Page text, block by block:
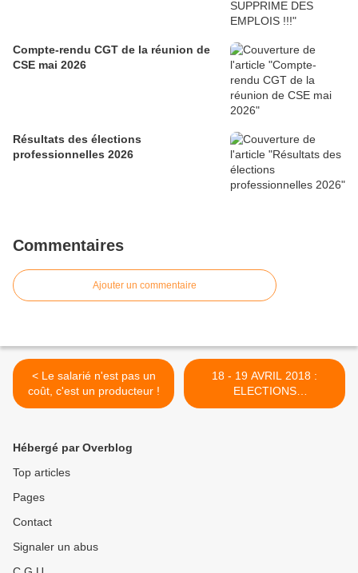
Compte-rendu CGT de la réunion de
CSE mai 2026
Résultats des élections
professionnelles 2026
Commentaires
Ajouter un commentaire
< Le salarié n'est pas un
coût, c'est un producteur !
18 - 19 AVRIL 2018 :
ELECTIONS
PROFESSIONNELLES A
Hébergé par Overblog
Top articles
Pages
Contact
Signaler un abus